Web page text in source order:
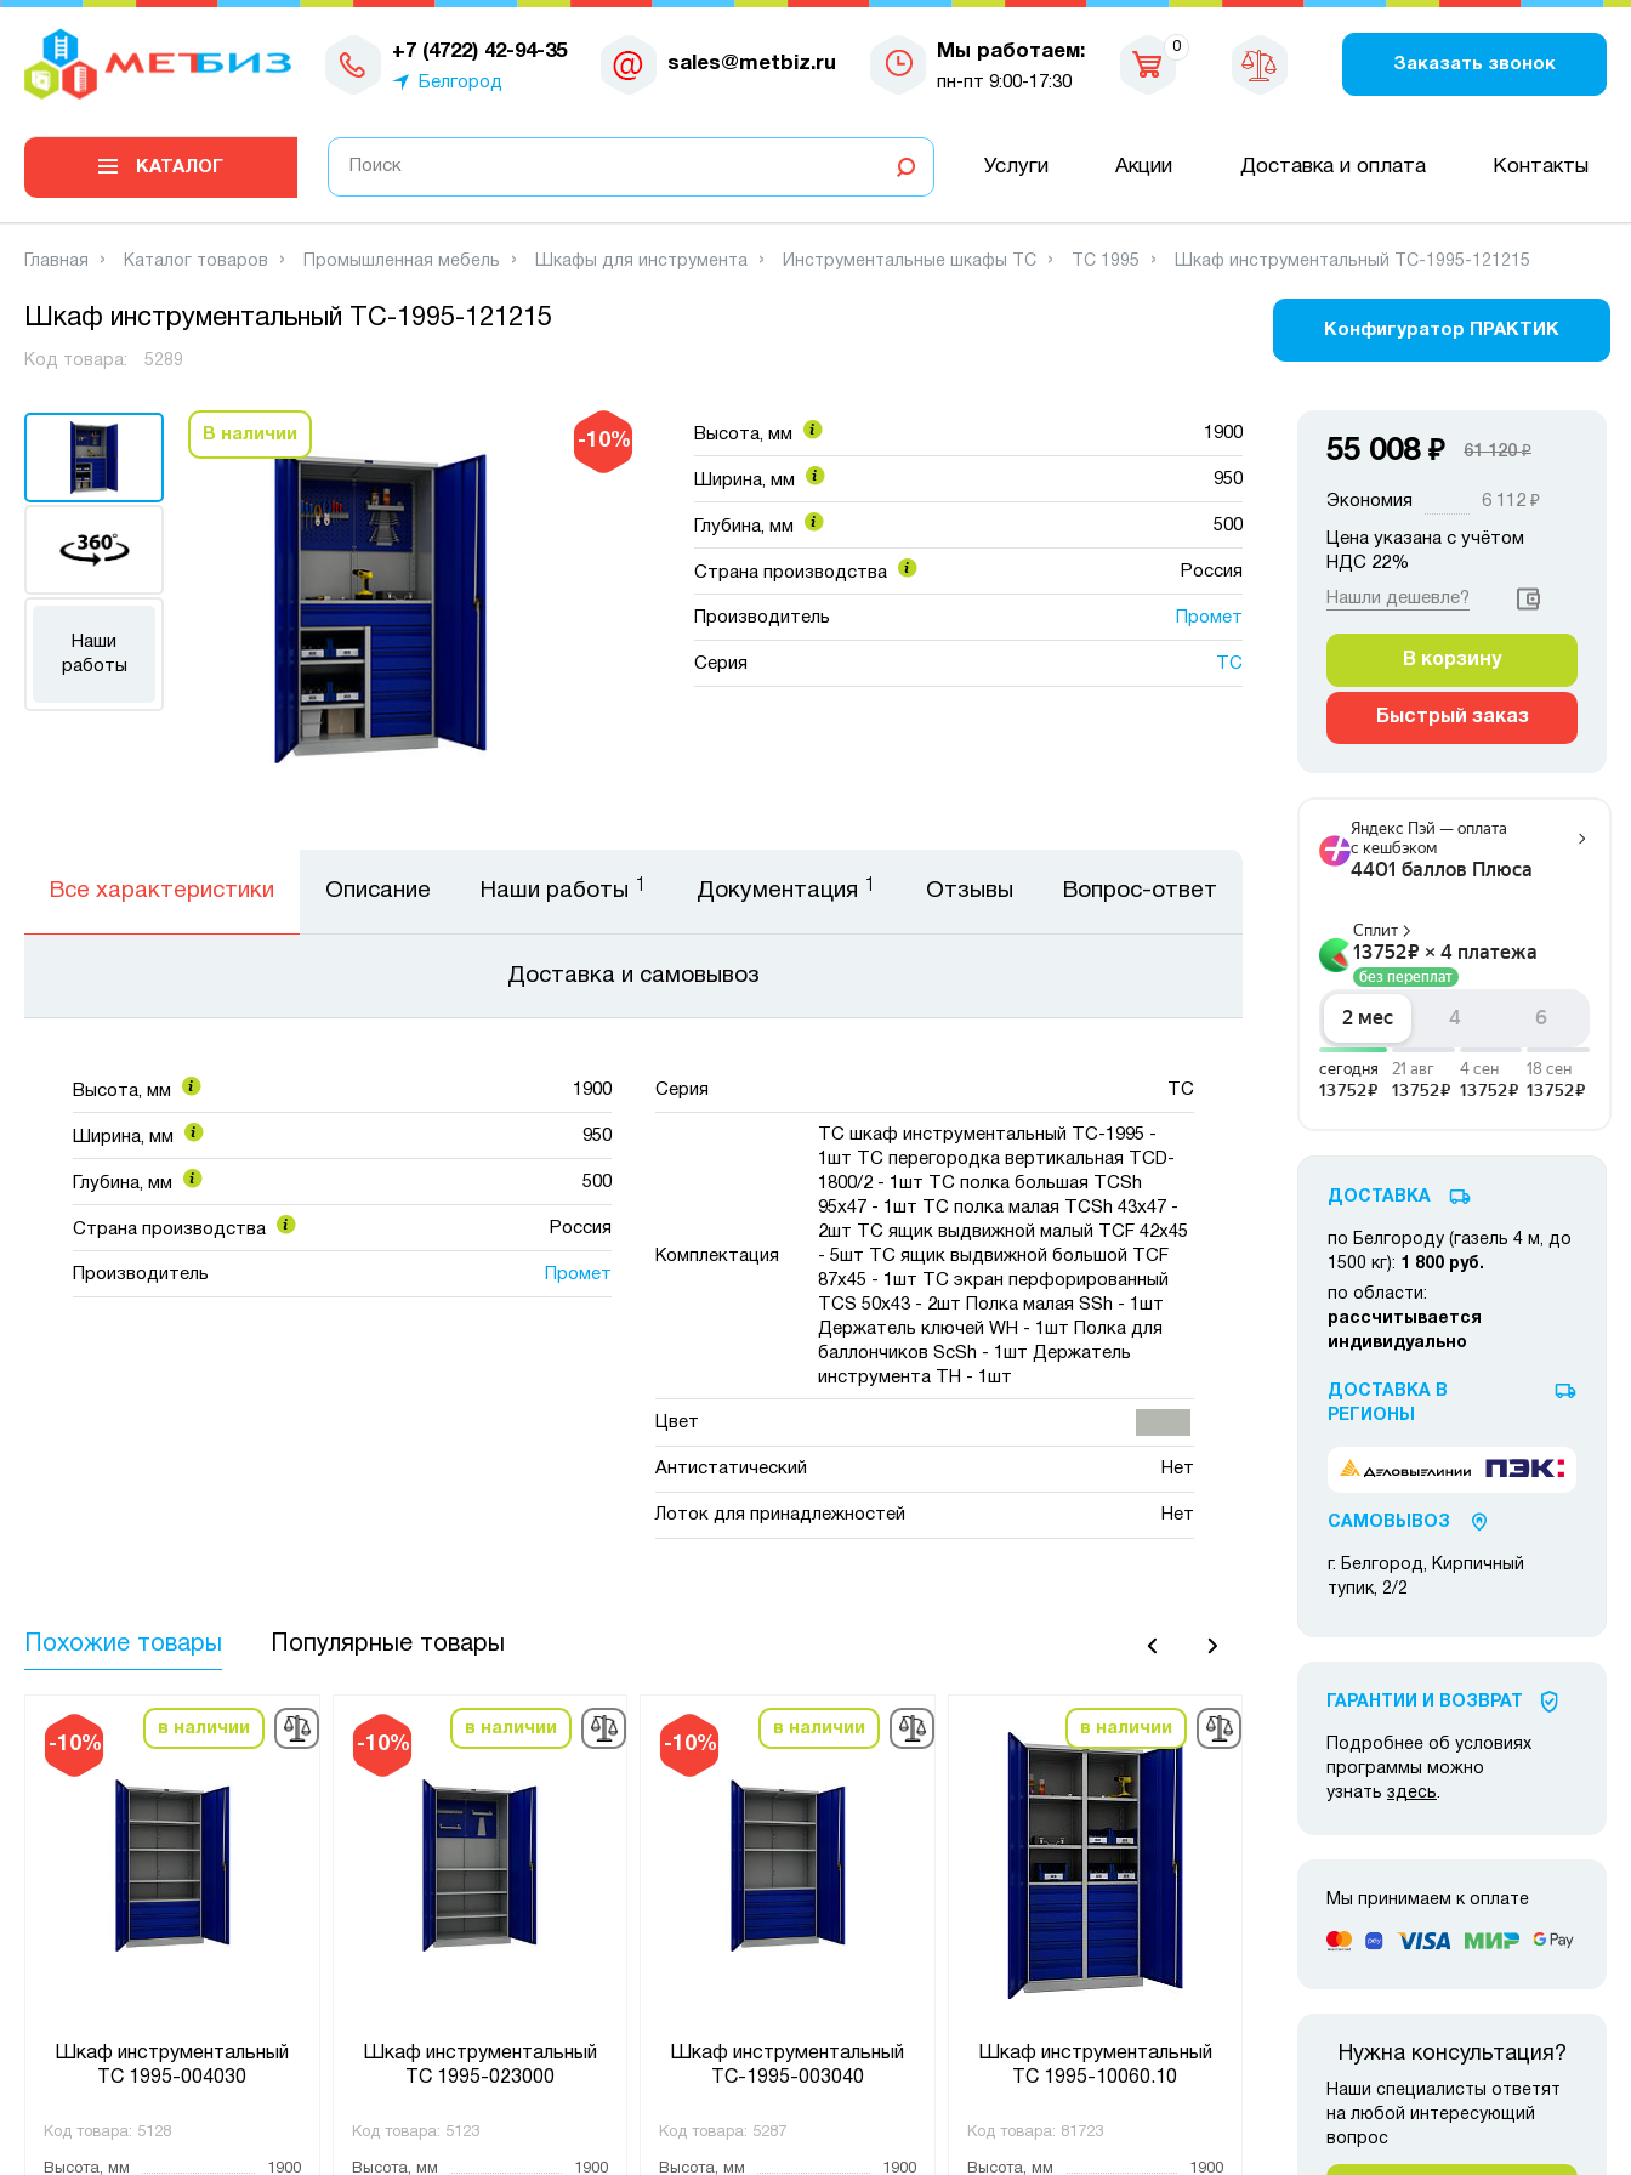
+7 (4722) 42-94-35
Белгород
sales@metbiz.ru
Мы работаем:
пн-пт 9:00-17:30
0
Заказать звонок
0
КАТАЛОГ Услуги Акции Доставка и оплата Контакты
Главная Каталог товаров Промышленная мебель Шкафы для инструмента Инструментальные шкафы TC TC 1995 Шкаф инструментальный TC-1995-121215
Шкаф инструментальный TC-1995-121215
Код товара: 5289
Конфигуратор ПРАКТИК
-10%
Наши
работы
В наличии Высота, мм 1900
Ширина, мм 950
Глубина, мм 500
Страна производства Россия
Производитель Промет
Серия ТС
Все характеристики
Высота, мм 1900
Ширина, мм 950
Глубина, мм 500
Страна производства Россия
Производитель Промет
Серия ТС
Комплектация
TC шкаф инструментальный TC-1995 -
1шт TC перегородка вертикальная TCD-
1800/2 - 1шт TC полка большая TCSh
95х47 - 1шт TC полка малая TCSh 43х47 -
2шт TC ящик выдвижной малый TCF 42x45
- 5шт TC ящик выдвижной большой TCF
87x45 - 1шт TC экран перфорированный
TCS 50x43 - 2шт Полка малая SSh - 1шт
Держатель ключей WH - 1шт Полка для
баллончиков ScSh - 1шт Держатель
инструмента TH - 1шт
Цвет
Антистатический Нет
Лоток для принадлежностей Нет
Описание Наши работы Документация Отзывы Вопрос-ответ
Доставка и самовывоз
Похожие товары Популярные товары
-10%
в наличии
Шкаф инструментальный
TC 1995-004030
Код товара: 5128
Высота, мм
1900
-10%
в наличии
Шкаф инструментальный
ТС 1995-023000
Код товара: 5123
Высота, мм
1900
-10%
в наличии
Шкаф инструментальный
TC-1995-003040
Код товара: 5287
Высота, мм
1900
в наличии
Шкаф инструментальный
ТС 1995-10060.10
Код товара: 81723
Высота, мм
1900
-10%
Шкаф инструментальный
Код товара:4497
Высота, мм
1900
55 008 ₽ 61 120₽
Экономия 6 112 ₽
Цена указана с учётом
НДС 22%
Нашли дешевле?
В корзину
Быстрый заказ
ДОСТАВКА
по Белгороду (газель 4 м, до
1500 кг): 1 800 руб.
по области:
рассчитывается
индивидуально
ДОСТАВКА В
РЕГИОНЫ
САМОВЫВОЗ
г. Белгород, Кирпичный
тупик, 2/2
ГАРАНТИИ И ВОЗВРАТ
Подробнее об условиях
программы можно
узнать здесь.
Мы принимаем к оплате
Нужна консультация?
Наши специалисты ответят
на любой интересующий
вопрос